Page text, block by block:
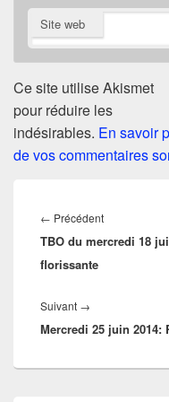
Site web
Ce site utilise Akismet
pour réduire les
indésirables. En savoir
de vos commentaires
de
l’article
← PrécédentArticle
précédent :
TBO du mercredi 18
florissante
Suivant →
suivant :
Mercredi 25 juin 2014: